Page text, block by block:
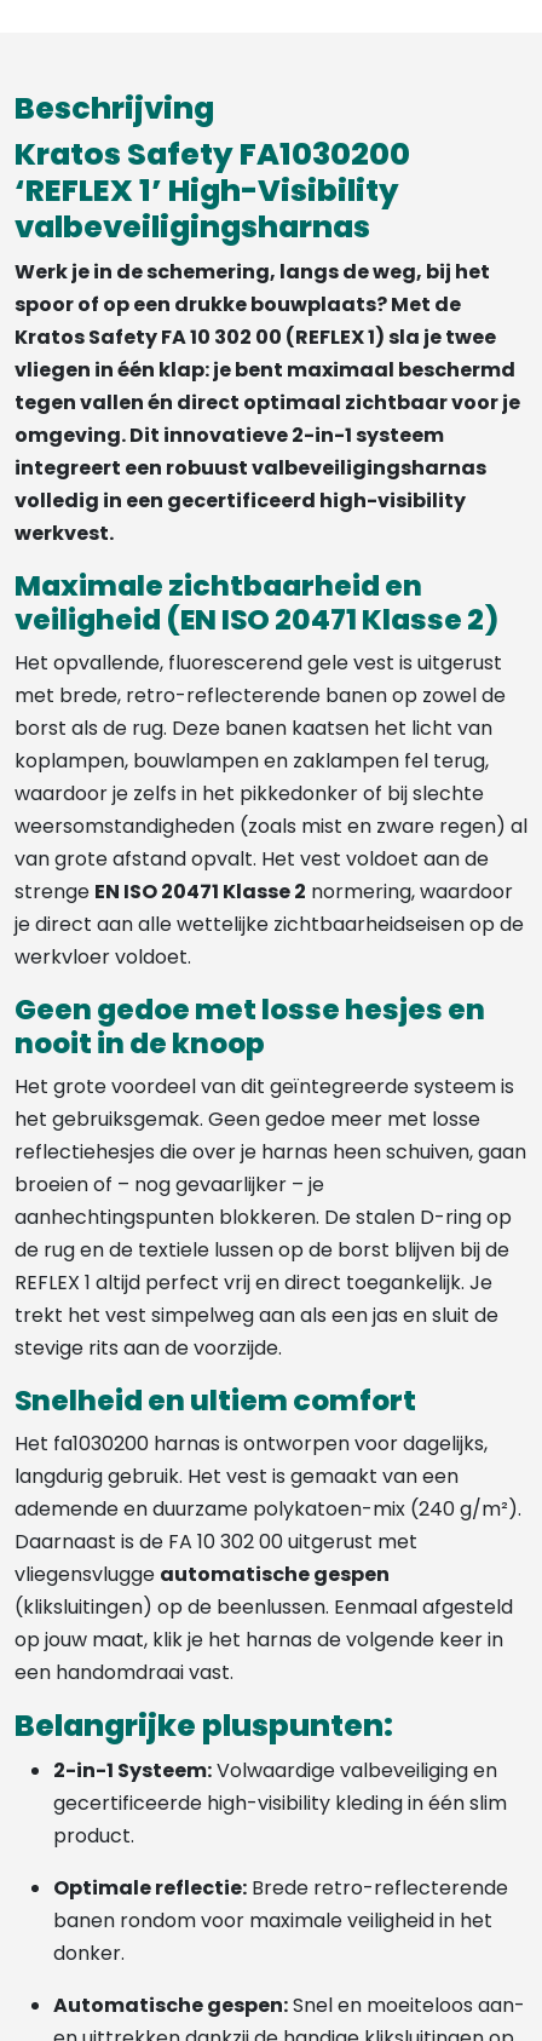
MET
HOGE
ZICHTBAARHEID
aantal
Beschrijving
Kratos Safety FA1030200
‘REFLEX 1’ High-Visibility
valbeveiligingsharnas
Werk je in de schemering, langs de weg, bij het
spoor of op een drukke bouwplaats? Met de
Kratos Safety FA 10 302 00 (REFLEX 1) sla je twee
vliegen in één klap: je bent maximaal beschermd
tegen vallen én direct optimaal zichtbaar voor je
omgeving. Dit innovatieve 2-in-1 systeem
integreert een robuust valbeveiligingsharnas
volledig in een gecertificeerd high-visibility
werkvest.
Maximale zichtbaarheid en
veiligheid (EN ISO 20471 Klasse 2)
Het opvallende, fluorescerend gele vest is uitgerust
met brede, retro-reflecterende banen op zowel de
borst als de rug. Deze banen kaatsen het licht van
koplampen, bouwlampen en zaklampen fel terug,
waardoor je zelfs in het pikkedonker of bij slechte
weersomstandigheden (zoals mist en zware regen) al
van grote afstand opvalt. Het vest voldoet aan de
strenge EN ISO 20471 Klasse 2 normering, waardoor
je direct aan alle wettelijke zichtbaarheidseisen op de
werkvloer voldoet.
Geen gedoe met losse hesjes en
nooit in de knoop
Het grote voordeel van dit geïntegreerde systeem is
het gebruiksgemak. Geen gedoe meer met losse
reflectiehesjes die over je harnas heen schuiven, gaan
broeien of – nog gevaarlijker – je
aanhechtingspunten blokkeren. De stalen D-ring op
de rug en de textiele lussen op de borst blijven bij de
REFLEX 1 altijd perfect vrij en direct toegankelijk. Je
trekt het vest simpelweg aan als een jas en sluit de
stevige rits aan de voorzijde.
Snelheid en ultiem comfort
Het fa1030200 harnas is ontworpen voor dagelijks,
langdurig gebruik. Het vest is gemaakt van een
ademende en duurzame polykatoen-mix (240 g/m²).
Daarnaast is de FA 10 302 00 uitgerust met
vliegensvlugge automatische gespen
(kliksluitingen) op de beenlussen. Eenmaal afgesteld
op jouw maat, klik je het harnas de volgende keer in
een handomdraai vast.
Belangrijke pluspunten:
2-in-1 Systeem:Volwaardige valbeveiliging en
gecertificeerde high-visibility kleding in één slim
product.
Optimale reflectie: Brede retro-reflecterende
banen rondom voor maximale veiligheid in het
donker.
Automatische gespen:Snel en moeiteloos aan-